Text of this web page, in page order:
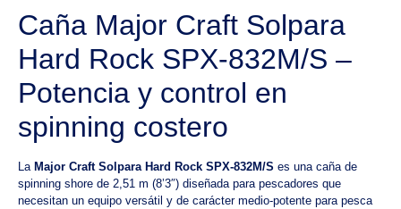
Caña Major Craft Solpara
Hard Rock SPX-832M/S –
Potencia y control en
spinning costero
La Major Craft Solpara Hard Rock SPX-832M/S es una caña de
spinning shore de 2,51 m (8’3″) diseñada para pescadores que
necesitan un equipo versátil y de carácter medio-potente para pesca